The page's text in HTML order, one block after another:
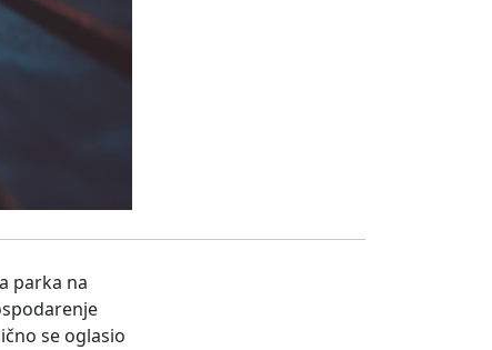
parka na
se oglasio